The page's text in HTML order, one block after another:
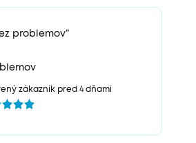
problemov“
zákazník pred 4 dňami